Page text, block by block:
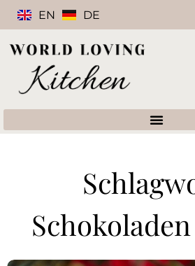
EN DE